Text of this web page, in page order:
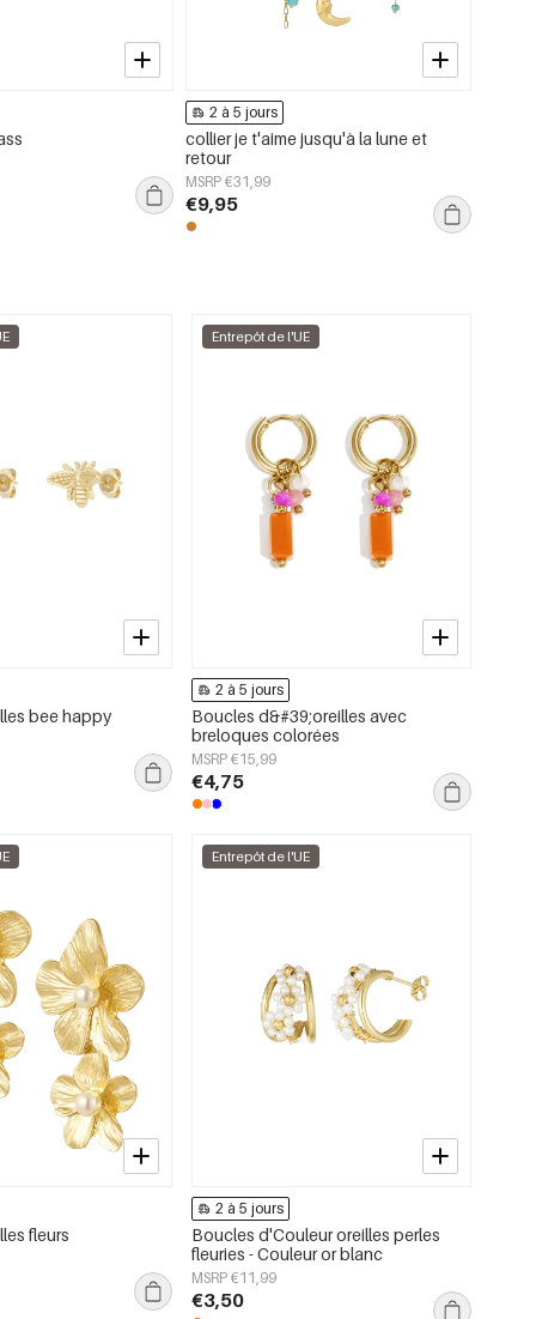
2 à 5 jours
collier je t'aime jusqu'à la lune et
retour
MSRP €31,99
€9,95
bee happy
Entrepôt de l'UE
2 à 5 jours
Boucles d&#39;oreilles avec
breloques colorées
MSRP €15,99
€4,75
fleurs
Entrepôt de l'UE
2 à 5 jours
Boucles d'Couleur oreilles perles
fleuries - Couleur or blanc
MSRP €11,99
€3,50